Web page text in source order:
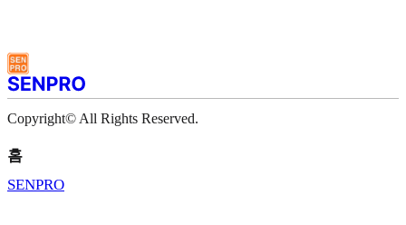
Copyright© All Rights Reserved.
홈
SENPRO